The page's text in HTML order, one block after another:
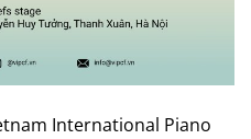
International Piano